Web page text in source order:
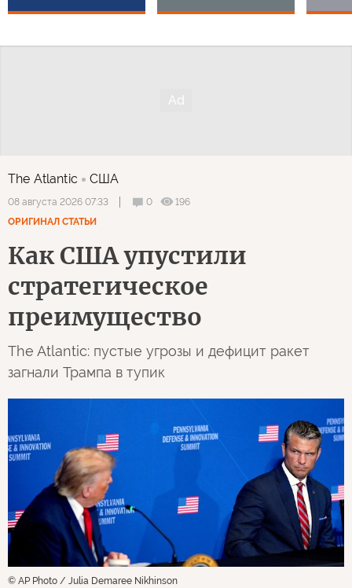
The Atlantic США
08 августа 2026 07:33 0
196
ОРИГИНАЛ СТАТЬИ
Как США упустили
стратегическое
преимущество
The Atlantic: пустые угрозы и дефицит ракет
загнали Трампа в тупик
© AP Photo / Julia Demaree Nikhinson